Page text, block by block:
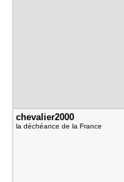
chevalier2​000
la déchéance de la France